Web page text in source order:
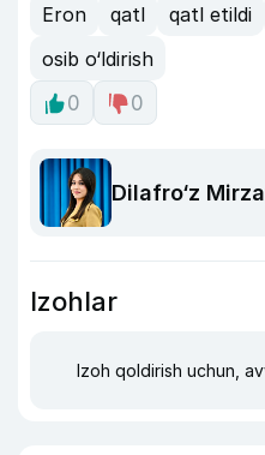
Eron qatl qatl etildi
osib o‘ldirish
0
0
Dilafro‘z
Izohlar
Izoh qoldirish uchun,